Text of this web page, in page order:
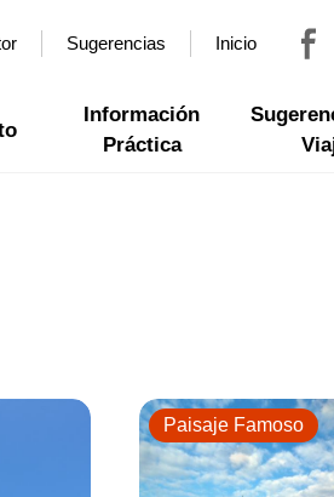
Sugerencias Inicio
Información
Práctica
Paisaje Famoso